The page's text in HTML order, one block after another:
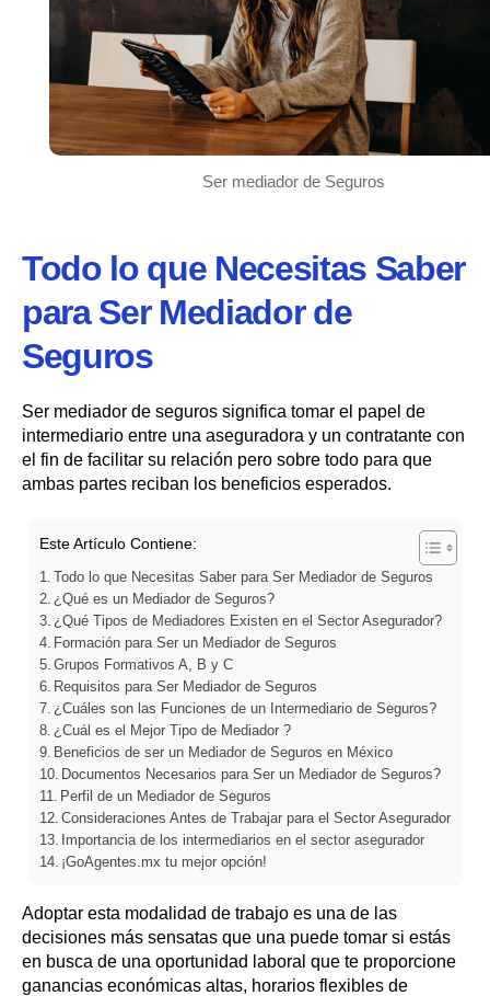
Ser mediador de Seguros
Todo lo que Necesitas Saber
para Ser Mediador de
Seguros
Ser mediador de seguros significa tomar el papel de
intermediario entre una aseguradora y un contratante con
el fin de facilitar su relación pero sobre todo para que
ambas partes reciban los beneficios esperados.
Este Artículo Contiene:
Todo lo que Necesitas Saber para Ser Mediador de Seguros
¿Qué es un Mediador de Seguros?
¿Qué Tipos de Mediadores Existen en el Sector Asegurador?
Formación para Ser un Mediador de Seguros
Grupos Formativos A, B y C
Requisitos para Ser Mediador de Seguros
¿Cuáles son las Funciones de un Intermediario de Seguros?
¿Cuál es el Mejor Tipo de Mediador ?
Beneficios de ser un Mediador de Seguros en México
Documentos Necesarios para Ser un Mediador de Seguros?
Perfil de un Mediador de Seguros
Consideraciones Antes de Trabajar para el Sector Asegurador
Importancia de los intermediarios en el sector asegurador
¡GoAgentes.mx tu mejor opción!
Adoptar esta modalidad de trabajo es una de las
decisiones más sensatas que una puede tomar si estás
en busca de una oportunidad laboral que te proporcione
ganancias económicas altas, horarios flexibles de